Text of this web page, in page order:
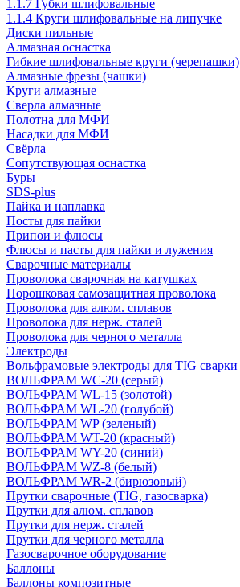
1.1.7 Губки шлифовальные
1.1.4 Круги шлифовальные на липучке
Диски пильные
Алмазная оснастка
Гибкие шлифовальные круги (черепашки)
Алмазные фрезы (чашки)
Круги алмазные
Сверла алмазные
Полотна для МФИ
Насадки для МФИ
Свёрла
Сопутствующая оснастка
Буры
SDS-plus
Пайка и наплавка
Посты для пайки
Припои и флюсы
Флюсы и пасты для пайки и лужения
Сварочные материалы
Проволока сварочная на катушках
Порошковая самозащитная проволока
Проволока для алюм. сплавов
Проволока для нерж. сталей
Проволока для черного металла
Электроды
Вольфрамовые электроды для TIG сварки
ВОЛЬФРАМ WC-20 (серый)
ВОЛЬФРАМ WL-15 (золотой)
ВОЛЬФРАМ WL-20 (голубой)
ВОЛЬФРАМ WP (зеленый)
ВОЛЬФРАМ WT-20 (красный)
ВОЛЬФРАМ WY-20 (синий)
ВОЛЬФРАМ WZ-8 (белый)
ВОЛЬФРАМ WR-2 (бирюзовый)
Прутки сварочные (TIG, газосварка)
Прутки для алюм. сплавов
Прутки для нерж. сталей
Прутки для черного металла
Газосварочное оборудование
Баллоны
Баллоны композитные